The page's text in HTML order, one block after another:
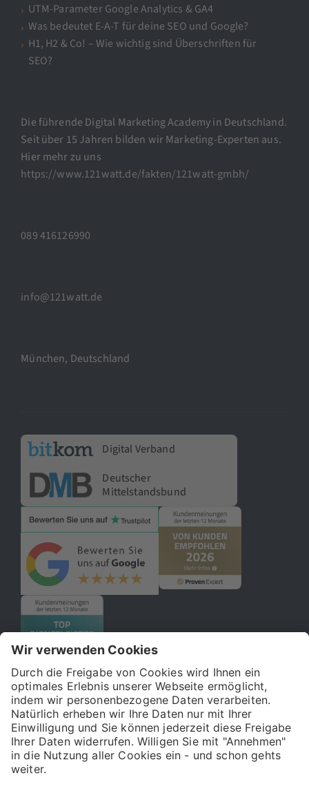
UTM-Parameter Google Analytics & GA4
Was bedeutet E-A-T für deine SEO und Google?
H1, H2 & Co! – Wie wichtig sind Überschriften für
SEO?
Die führende Digital Marketing Academy in Deutschland.
Seit über 15 Jahren bilden wir Marketing-Experten aus.
Hier mehr zu uns
https://www.121watt.de/fakten/121watt-gmbh/
089 416126990
info@121watt.de
München, Deutschland
Digital Verband
Deutscher
Mittelstandsbund
© 2026 121WATT GmbH
Über uns